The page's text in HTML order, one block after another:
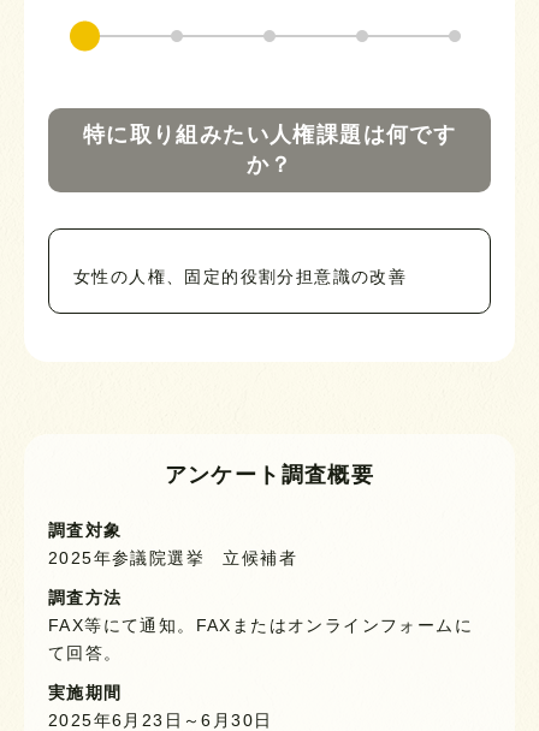
特に取り組みたい人権課題は何です
か？
女性の人権、固定的役割分担意識の改善
アンケート調査概要
調査対象
2025年参議院選挙 立候補者
調査方法
FAX等にて通知。FAXまたはオンラインフォームに
て回答。
実施期間
2025年6月23日～6月30日